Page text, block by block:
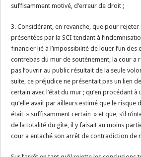
suffisamment motivé, d’erreur de droit ;
3. Considérant, en revanche, que pour rejeter
présentées par la SCI tendant à
financier lié à l’impossibilité de louer l’un des
contrebas du mur de soutènement, la cour a
pas l’ouvrir au public résultait de la seule
suite, ce préjudice ne présentait pas un lien
certain avec l’état du mur ; qu’en procédant
qu’elle avait par ailleurs estimé que le risque
était » suffisamment certain » et que, s’il
de la totalité du gîte, il y faisait au moins
cour a entaché son arrêt de contradiction de